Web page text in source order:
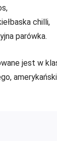
chilli,
parówka.
jest w